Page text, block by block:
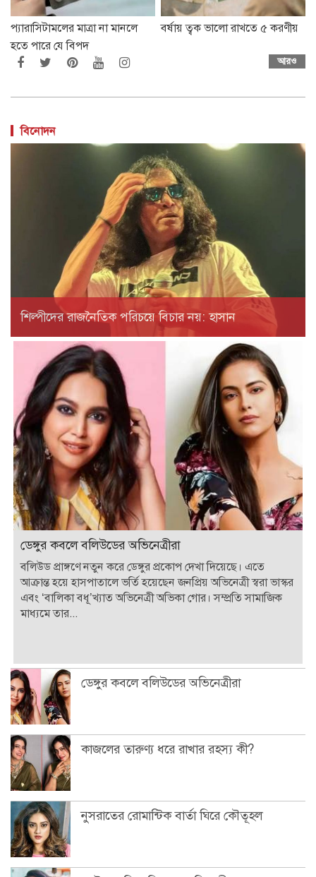
প্যারাসিটামলের মাত্রা না মানলে
হতে পারে যে বিপদ
বর্ষায় ত্বক ভালো রাখতে ৫ করণীয়
আরও
বিনোদন
শিল্পীদের রাজনৈতিক পরিচয়ে বিচার নয়: হাসান
ডেঙ্গুর কবলে বলিউডের অভিনেত্রীরা
বলিউড প্রাঙ্গণে নতুন করে ডেঙ্গুর প্রকোপ দেখা দিয়েছে। এতে
আক্রান্ত হয়ে হাসপাতালে ভর্তি হয়েছেন জনপ্রিয় অভিনেত্রী স্বরা ভাস্কর
এবং ‘বালিকা বধূ’খ্যাত অভিনেত্রী অভিকা গোর। সম্প্রতি সামাজিক
মাধ্যমে তার...
ডেঙ্গুর কবলে বলিউডের অভিনেত্রীরা
কাজলের তারুণ্য ধরে রাখার রহস্য কী?
নুসরাতের রোমান্টিক বার্তা ঘিরে কৌতূহল